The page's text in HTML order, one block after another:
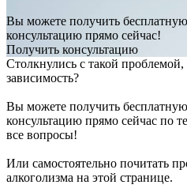
Вы можете получить бесплатную
консультацию прямо сейчас!
Получить консультацию
Столкнулись с такой проблемой,
зависимость?
Вы можете получить бесплатную
консультацию прямо сейчас по
все вопросы!
Или самостоятельно почитать
алкоголизма на этой странице.